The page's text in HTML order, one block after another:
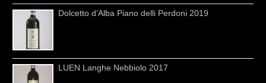
Dolcetto d’Alba Piano delli Perdoni 2019
LUEN Langhe Nebbiolo 2017